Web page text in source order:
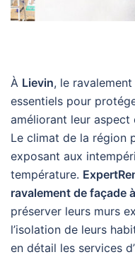
À Lievin, le
essentiels pour
améliorant leur
Le climat de la région
exposant aux
température.
ravalement de façade
préserver leurs murs
l’isolation de leurs
en détail les services